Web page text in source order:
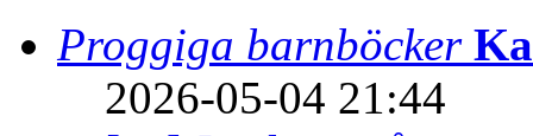
Proggiga barnböcker
2026-05-04 21:44